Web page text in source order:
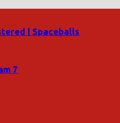
| Spaceballs
7